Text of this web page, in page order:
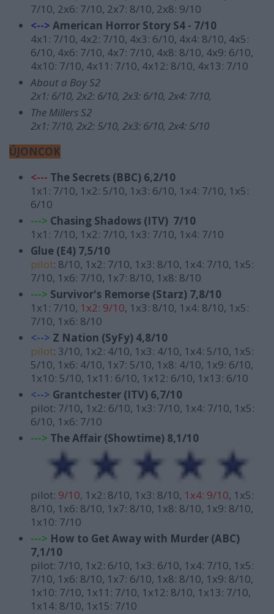
7/10, 2x6: 7/10, 2x7: 8/10, 2x8: 9/10
<--> American Horror Story S4 - 7/10
4x1: 7/10, 4x2: 7/10, 4x3: 6/10, 4x4: 8/10, 4x5:
6/10, 4x6: 7/10, 4x7: 7/10, 4x8: 8/10, 4x9: 6/10,
4x10: 7/10, 4x11: 7/10, 4x12: 8/10, 4x13: 7/10
About a Boy S2
2x1: 6/10, 2x2: 6/10, 2x3: 6/10, 2x4: 7/10,
The Millers S2
2x1: 7/10, 2x2: 5/10, 2x3: 6/10, 2x4: 5/10
ÚJONCOK
<--- The Secrets (BBC) 6,2/10
1x1: 7/10, 1x2: 5/10, 1x3: 6/10, 1x4: 7/10, 1x5:
6/10
---> Chasing Shadows (ITV) 7/10
1x1: 7/10, 1x2: 7/10, 1x3: 7/10, 1x4: 7/10
Glue (E4) 7,5/10
pilot: 8/10, 1x2: 7/10, 1x3: 8/10, 1x4: 7/10, 1x5:
7/10, 1x6: 7/10, 1x7: 8/10, 1x8: 8/10
---> Survivor's Remorse (Starz) 7,8/10
1x1: 7/10, 1x2: 9/10, 1x3: 8/10, 1x4: 8/10, 1x5:
7/10, 1x6: 8/10
<--> Z Nation (SyFy) 4,8/10
pilot: 3/10, 1x2: 4/10, 1x3: 4/10, 1x4: 5/10, 1x5:
5/10, 1x6: 4/10, 1x7: 5/10, 1x8: 4/10, 1x9: 6/10,
1x10: 5/10, 1x11: 6/10, 1x12: 6/10, 1x13: 6/10
<--> Grantchester (ITV) 6,7/10
pilot: 7/10, 1x2: 6/10, 1x3: 7/10, 1x4: 7/10, 1x5:
6/10, 1x6: 7/10
---> The Affair (Showtime) 8,1/10
pilot: 9/10, 1x2: 8/10, 1x3: 8/10, 1x4: 9/10, 1x5:
8/10, 1x6: 8/10, 1x7: 8/10, 1x8: 8/10, 1x9: 8/10,
1x10: 7/10
---> How to Get Away with Murder (ABC)
7,1/10
pilot: 7/10, 1x2: 6/10, 1x3: 6/10, 1x4: 7/10, 1x5:
7/10, 1x6: 8/10, 1x7: 6/10, 1x8: 8/10, 1x9: 8/10,
1x10: 7/10, 1x11: 7/10, 1x12: 8/10, 1x13: 7/10,
1x14: 8/10, 1x15: 7/10